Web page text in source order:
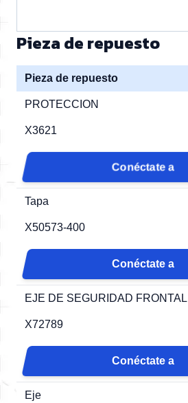
Pieza de repuesto
Pieza de repuesto
PROTECCION
X3621
Conéctate a
Tapa
X50573-400
Conéctate a
EJE DE SEGURIDAD FRONTAL
X72789
Conéctate a
Eje